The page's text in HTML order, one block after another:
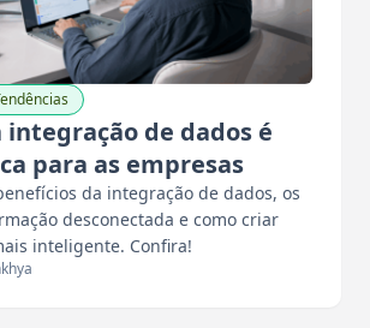
integração de dados é
para as empresas
da integração de dados, os
desconectada e como criar
inteligente. Confira!